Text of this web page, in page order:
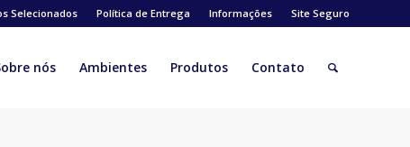
Selecionados Política de Entrega Informações Site Seguro
nós Ambientes Produtos Contato